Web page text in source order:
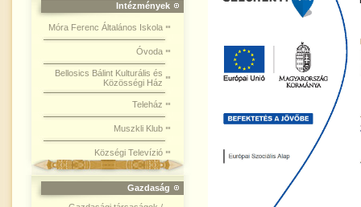
Intézmények
Móra Ferenc Általános Iskola
Óvoda
Bellosics Bálint Kulturális és
Közösségi Ház
Teleház
Muszkli Klub
Községi Televízió
Gazdaság